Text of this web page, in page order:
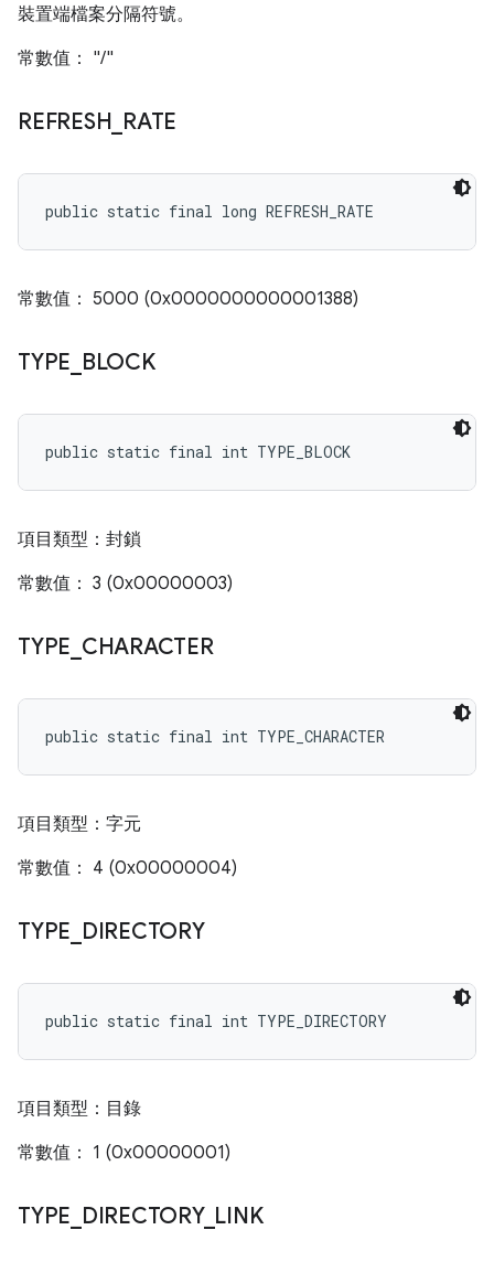
裝置端檔案分隔符號。
常數值： "/"
REFRESH RATE
public static final long REFRESH_RATE
常數值： 5000 (0x0000000000001388)
TYPE BLOCK
public static final int TYPE_BLOCK
項目類型：封鎖
常數值： 3 (0x00000003)
TYPE CHARACTER
public static final int TYPE_CHARACTER
項目類型：字元
常數值： 4 (0x00000004)
TYPE DIRECTORY
public static final int TYPE_DIRECTORY
項目類型：目錄
常數值： 1 (0x00000001)
TYPE DIRECTORY_ LINK